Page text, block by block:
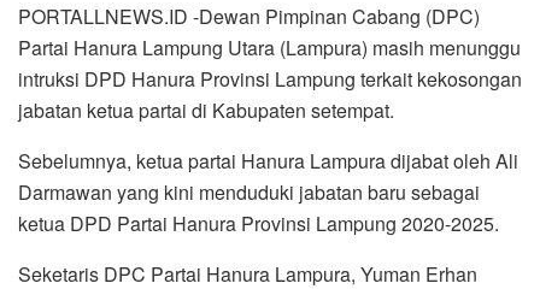
PORTALLNEWS.ID -Dewan Pimpinan Cabang (DPC)
Partai Hanura Lampung Utara (Lampura) masih menunggu
intruksi DPD Hanura Provinsi Lampung terkait kekosongan
jabatan ketua partai di Kabupaten setempat.
Sebelumnya, ketua partai Hanura Lampura dijabat oleh Ali
Darmawan yang kini menduduki jabatan baru sebagai
ketua DPD Partai Hanura Provinsi Lampung 2020-2025.
Seketaris DPC Partai Hanura Lampura, Yuman Erhan